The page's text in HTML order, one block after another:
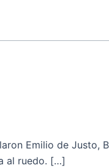
Emilio de Justo,
al ruedo. […]